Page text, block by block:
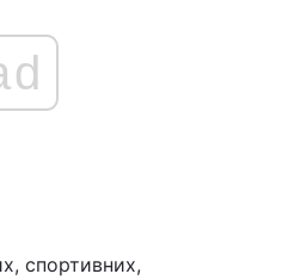
спортивних,